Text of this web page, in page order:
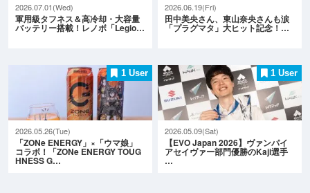
2026.07.01(Wed)
軍用級タフネス＆高冷却・大容量
バッテリー搭載！レノボ「Legio…
2026.06.19(Fri)
田中美央さん、東山奈央さんも涙
「プラグマタ」大ヒット記念！…
1 User
2026.05.26(Tue)
「ZONe ENERGY」×「ウマ娘」
コラボ！「ZONe ENERGY TOUG
HNESS G…
1 User
2026.05.09(Sat)
【EVO Japan 2026】ヴァンパイ
アセイヴァー部門優勝のKaji選手
…